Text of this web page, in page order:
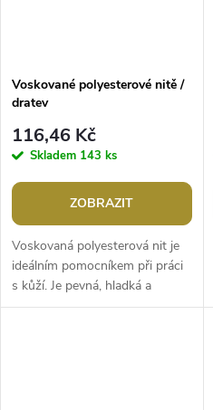
Voskované polyesterové nitě /
dratev
116,46 Kč
Skladem 143 ks
ZOBRAZIT
Voskovaná polyesterová nit je
ideálním pomocníkem při práci
s kůží. Je pevná, hladká a
voděodolná. Využijete ji na šití